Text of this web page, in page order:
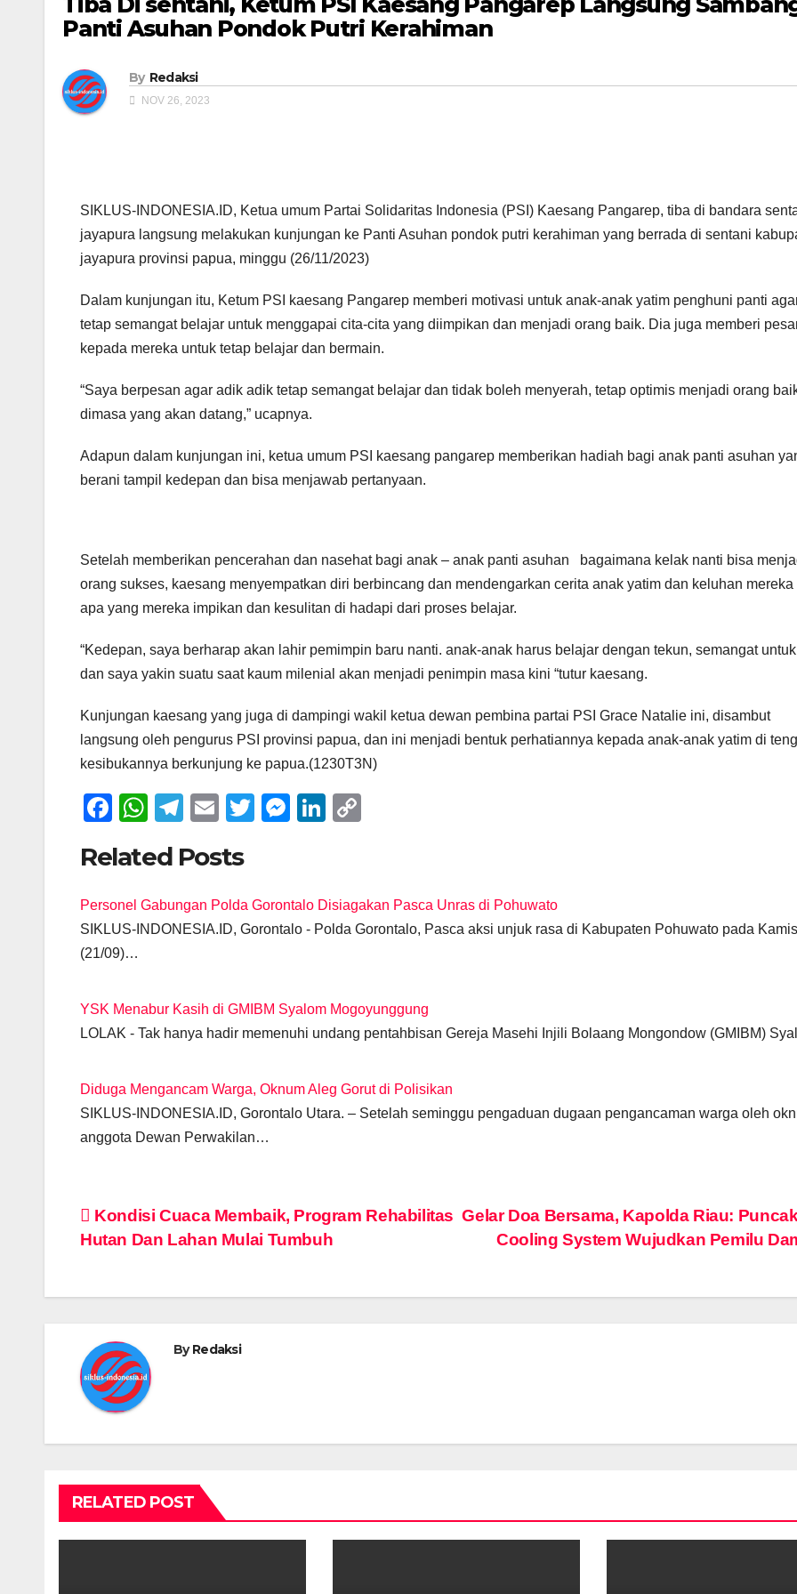
Panti Asuhan Pondok Putri Kerahiman
By Redaksi
NOV 26, 2023
SIKLUS-INDONESIA.ID, Ketua umum Partai Solidaritas Indonesia (PSI) Kaesang Pangarep, tiba di bandara
jayapura langsung melakukan kunjungan ke Panti Asuhan pondok putri kerahiman yang berrada di sentani
jayapura provinsi papua, minggu (26/11/2023)
Dalam kunjungan itu, Ketum PSI kaesang Pangarep memberi motivasi untuk anak-anak yatim penghuni panti
tetap semangat belajar untuk menggapai cita-cita yang diimpikan dan menjadi orang baik. Dia juga memberi
kepada mereka untuk tetap belajar dan bermain.
“Saya berpesan agar adik adik tetap semangat belajar dan tidak boleh menyerah, tetap optimis menjadi orang
dimasa yang akan datang,” ucapnya.
Adapun dalam kunjungan ini, ketua umum PSI kaesang pangarep memberikan hadiah bagi anak panti asuhan
berani tampil kedepan dan bisa menjawab pertanyaan.
Setelah memberikan pencerahan dan nasehat bagi anak – anak panti asuhan bagaimana kelak nanti bisa
orang sukses, kaesang menyempatkan diri berbincang dan mendengarkan cerita anak yatim dan keluhan mereka
apa yang mereka impikan dan kesulitan di hadapi dari proses belajar.
“Kedepan, saya berharap akan lahir pemimpin baru nanti. anak-anak harus belajar dengan tekun, semangat
dan saya yakin suatu saat kaum milenial akan menjadi penimpin masa kini “tutur kaesang.
Kunjungan kaesang yang juga di dampingi wakil ketua dewan pembina partai PSI Grace Natalie ini, disambut
langsung oleh pengurus PSI provinsi papua, dan ini menjadi bentuk perhatiannya kepada anak-anak yatim di
kesibukannya berkunjung ke papua.(1230T3N)
F
c
e
b
o
k
W
at
s
A
T
e
gr
a
E
ail
T
er
M
e
n
Li
e
dI
y
Li
Related Posts
Personel Gabungan Polda Gorontalo Disiagakan Pasca Unras di Pohuwato
SIKLUS-INDONESIA.ID, Gorontalo - Polda Gorontalo, Pasca aksi unjuk rasa di Kabupaten Pohuwato pada Kamis
(21/09)…
YSK Menabur Kasih di GMIBM Syalom Mogoyunggung
LOLAK - Tak hanya hadir memenuhi undang pentahbisan Gereja Masehi Injili Bolaang Mongondow (GMIBM)
Diduga Mengancam Warga, Oknum Aleg Gorut di Polisikan
SIKLUS-INDONESIA.ID, Gorontalo Utara. – Setelah seminggu pengaduan dugaan pengancaman warga oleh
anggota Dewan Perwakilan…
Post
Gelar Doa Bersama, Kapolda Riau:
Cooling System Wujudkan Pemilu
Kondisi Cuaca Membaik, Program Rehabilitas
Hutan Dan Lahan Mulai Tumbuh
ByRedaksi
RELATED POST